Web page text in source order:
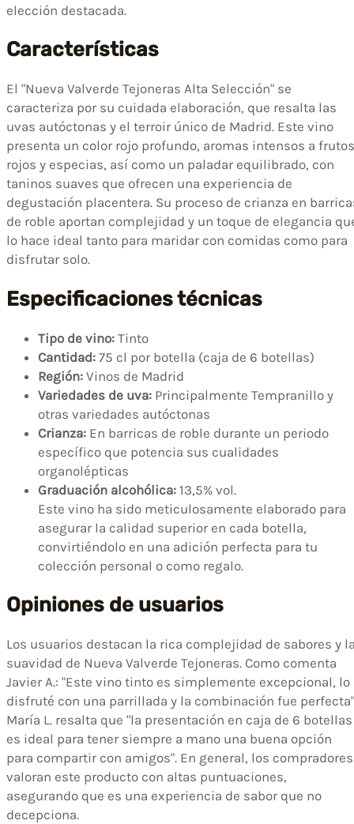
elección destacada.
Características
El "Nueva Valverde Tejoneras Alta Selección" se
caracteriza por su cuidada elaboración, que resalta las
uvas autóctonas y el terroir único de Madrid. Este vino
presenta un color rojo profundo, aromas intensos a frutos
rojos y especias, así como un paladar equilibrado, con
taninos suaves que ofrecen una experiencia de
degustación placentera. Su proceso de crianza en
de roble aportan complejidad y un toque de elegancia
lo hace ideal tanto para maridar con comidas como para
disfrutar solo.
Especificaciones técnicas
Tipo de vino: Tinto
Cantidad: 75 cl por botella (caja de 6 botellas)
Región: Vinos de Madrid
Variedades de uva: Principalmente Tempranillo y
otras variedades autóctonas
Crianza: En barricas de roble durante un periodo
específico que potencia sus cualidades
organolépticas
Graduación alcohólica: 13,5% vol.
Este vino ha sido meticulosamente elaborado para
asegurar la calidad superior en cada botella,
convirtiéndolo en una adición perfecta para tu
colección personal o como regalo.
Opiniones de usuarios
Los usuarios destacan la rica complejidad de sabores y
suavidad de Nueva Valverde Tejoneras. Como comenta
Javier A.: "Este vino tinto es simplemente excepcional, lo
disfruté con una parrillada y la combinación fue
María L. resalta que "la presentación en caja de 6 botellas
es ideal para tener siempre a mano una buena opción
para compartir con amigos". En general, los compradores
valoran este producto con altas puntuaciones,
asegurando que es una experiencia de sabor que no
decepciona.